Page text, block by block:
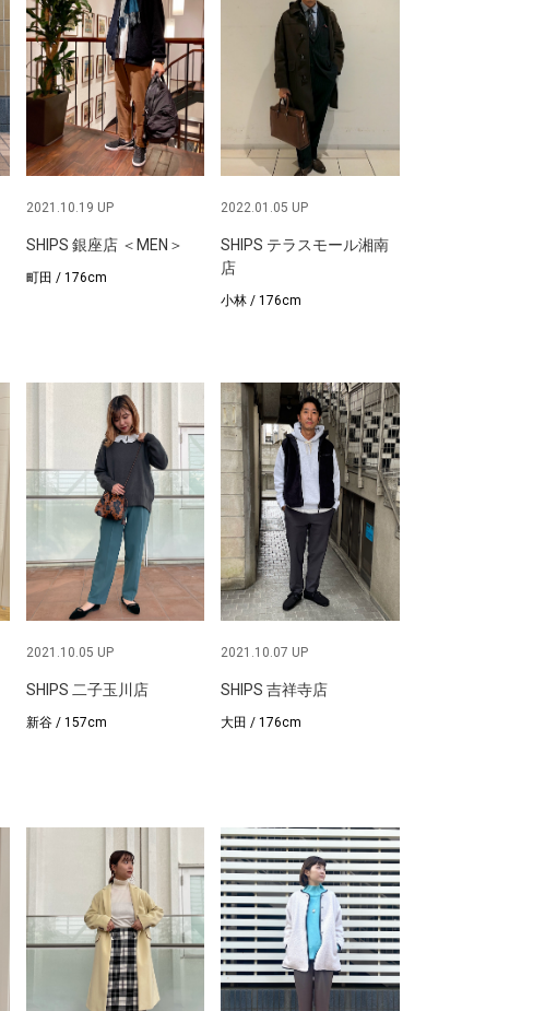
2021.10.19 UP
SHIPS 銀座店 ＜MEN＞
町田 / 176cm
2022.01.05 UP
SHIPS テラスモール湘南
店
小林 / 176cm
2021.10.05 UP
SHIPS 二子玉川店
新谷 / 157cm
2021.10.07 UP
SHIPS 吉祥寺店
大田 / 176cm